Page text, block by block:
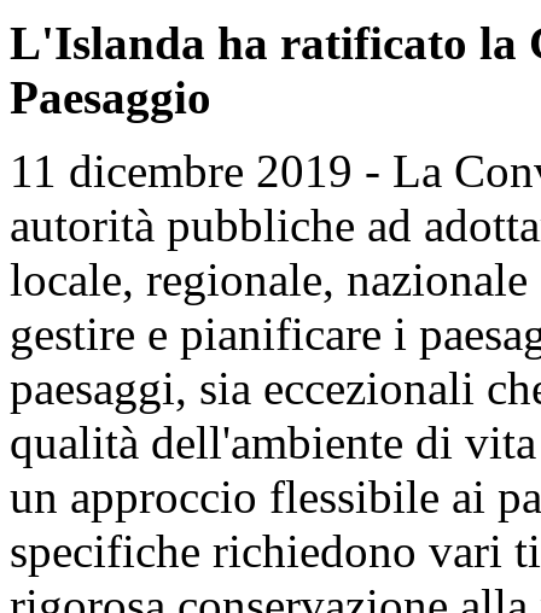
L'Islanda ha ratificato la
Paesaggio
11 dicembre 2019 - La
autorità pubbliche ad
locale, regionale,
gestire e pianificare i
paesaggi, sia eccezionali
qualità dell'ambiente di
un approccio flessibile ai
specifiche richiedono vari